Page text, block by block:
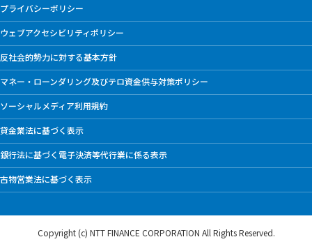
プライバシーポリシー
ウェブアクセシビリティポリシー
反社会的勢力に対する基本方針
マネー・ローンダリング及びテロ資金供与対策ポリシー
ソーシャルメディア利用規約
貸金業法に基づく表示
銀行法に基づく電子決済等代行業に係る表示
古物営業法に基づく表示
Copyright (c) NTT FINANCE CORPORATION All Rights Reserved.